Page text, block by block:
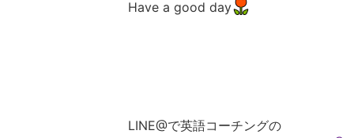
Have a good day
LINE@で英語コーチングの